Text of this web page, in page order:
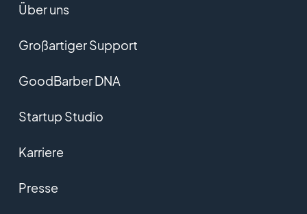
Über uns
Großartiger Support
GoodBarber DNA
Startup Studio
Karriere
Presse